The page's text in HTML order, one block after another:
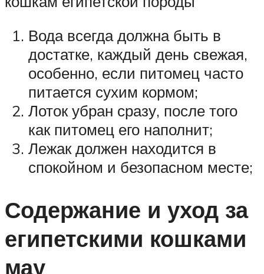
Вода всегда должна быть в
достатке, каждый день свежая,
особенно, если питомец часто
питается сухим кормом;
Лоток убран сразу, после того
как питомец его наполнит;
Лежак должен находится в
спокойном и безопасном месте;
Содержание и уход за
египетскими кошками
мау